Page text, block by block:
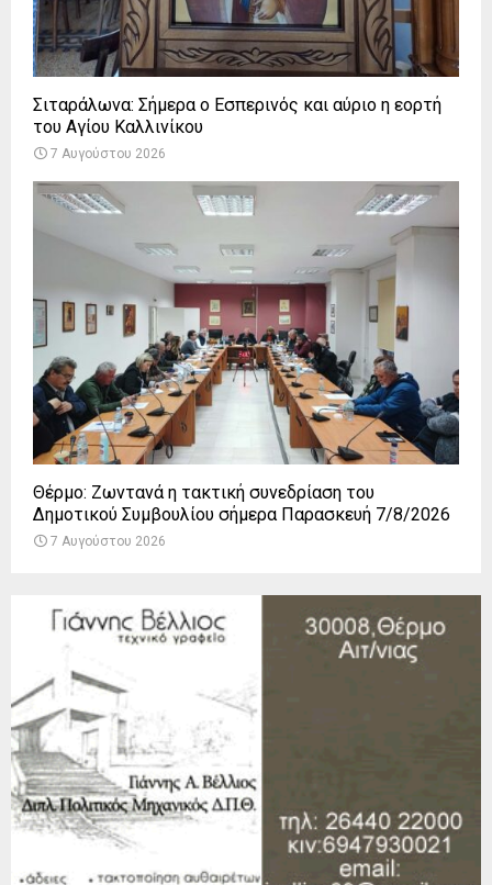
Σιταράλωνα: Σήμερα ο Εσπερινός και αύριο η εορτή
του Αγίου Καλλινίκου
7 Αυγούστου 2026
Θέρμο: Ζωντανά η τακτική συνεδρίαση του
Δημοτικού Συμβουλίου σήμερα Παρασκευή 7/8/2026
7 Αυγούστου 2026